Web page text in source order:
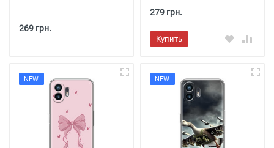
269 грн.
279 грн.
Купить
NEW NEW